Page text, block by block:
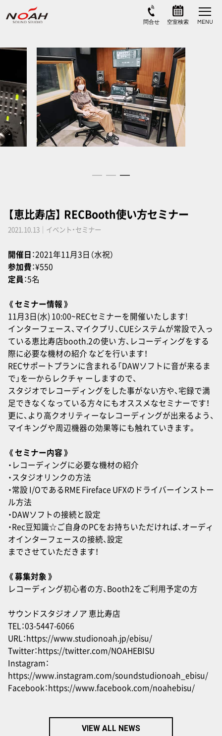
【恵比寿店】 RECBooth使い方セミナー
2021.10.13｜イベント・セミナー
開催日：2021年11月3日（水祝）
参加費：¥550
定員：5名
《 セミナー情報 》
11月3日(水) 10:00~RECセミナーを開催いたします!
インターフェース、マイクプリ、CUEシステムが常設で入っ
ている恵比寿店booth.2の使い 方、レコーディングをする
際に必要な機材の紹介 などを行います！
RECサポートプランに含まれる「DAWソフトに音が来るま
で」を一からレクチャ ーしますので、
スタジオでレコーディングをした事がない方や、宅録で満
足できなくなっている方々にもオススメなセミナーです！
更に、より高クオリティーなレコーディングが出来るよう、
マイキングや周辺機器の効果等にも触れていきます。
《 セミナー内容 》
・レコーディングに必要な機材の紹介
・スタジオリンクの方法
・常設 I/OであるRME Fireface UFXのドライバーインストー
ル方法
・DAWソフトの接続と設定
・Rec豆知識☆ご自身のPCをお持ちいただければ、オーディ
オインターフェースの接続、設定
までさせていただきます！
《 募集対象 》
レコーディング初心者の方、Booth2をご利用予定の方
サウンドスタジオノア 恵比寿店
TEL：03-5447-6066
URL：https://www.studionoah.jp/ebisu/
Twitter：https://twitter.com/NOAHEBISU
Instagram：
https://www.instagram.com/soundstudionoah_ebisu/
Facebook：https://www.facebook.com/noahebisu/
VIEW ALL NEWS